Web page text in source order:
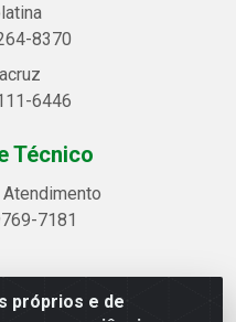
próprios e de
8370
6446
Técnico
7181
Avenida Alegre, 2521 -